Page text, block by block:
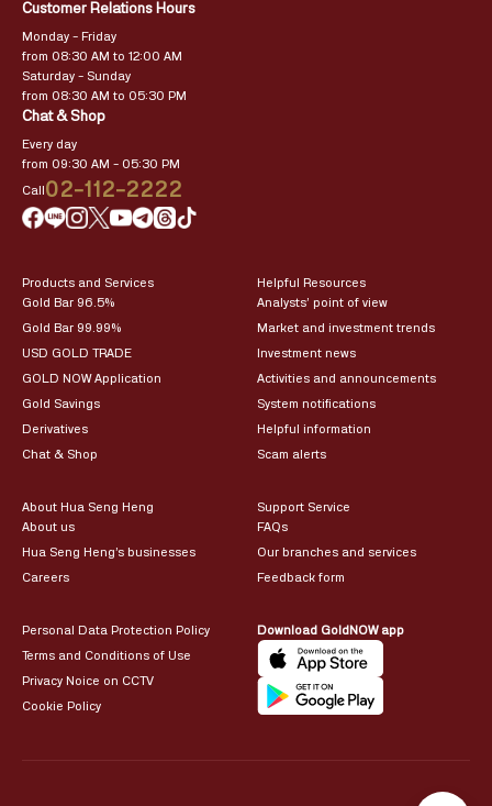
Customer Relations Hours
Monday – Friday
from 08:30 AM to 12:00 AM
Saturday – Sunday
from 08:30 AM to 05:30 PM
Chat & Shop
Every day
from 09:30 AM – 05:30 PM
Call02-112-2222
Products and Services
Gold Bar 96.5%
Gold Bar 99.99%
USD GOLD TRADE
GOLD NOW Application
Gold Savings
Derivatives
Chat & Shop
Helpful Resources
Analysts’ point of view
Market and investment trends
Investment news
Activities and announcements
System notifications
Helpful information
Scam alerts
About Hua Seng Heng
About us
Hua Seng Heng’s businesses
Careers
Support Service
FAQs
Our branches and services
Feedback form
Personal Data Protection Policy
Terms and Conditions of Use
Privacy Noice on CCTV
Cookie Policy
Download GoldNOW app